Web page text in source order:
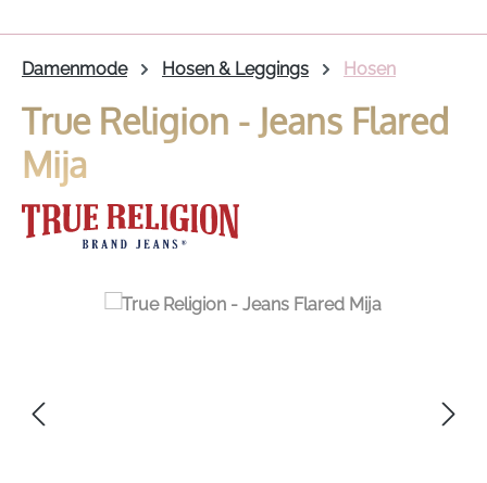
Damenmode Hosen & Leggings Hosen
True Religion - Jeans Flared
Mija